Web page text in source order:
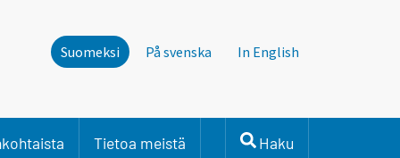
Suomeksi På svenska In English
Tietoa meistä Haku